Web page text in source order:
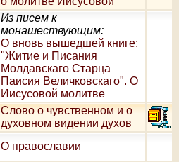
Из писем к
монашествующим:
О вновь вышедшей книге:
"Житие и Писания
Молдавскаго Старца
Паисия Величковскаго". О
Иисусовой молитве
Слово о чувственном и о
духовном видении духов
О православии